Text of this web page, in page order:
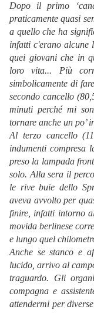
Dopo il primo
praticamente quasi
a quello che ha
infatti c'erano alcune
quei giovani che in
loro vita... Più
simbolicamente di
secondo cancello
minuti perché mi
tornare anche un po’
Al terzo cancello
indumenti compresa
preso la lampada
solo. Alla sera il
le rive buie dello
aveva avvolto per
finire, infatti intorno
movida berlinese
e lungo quel
Anche se stanco e
lucido, arrivo al
traguardo. Gli
compagna e
attendermi per